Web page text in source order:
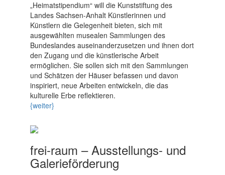
„Heimatstipendium“ will die Kunststiftung des
Landes Sachsen-Anhalt Künstlerinnen und
Künstlern die Gelegenheit bieten, sich mit
ausgewählten musealen Sammlungen des
Bundeslandes auseinanderzusetzen und ihnen dort
den Zugang und die künstlerische Arbeit
ermöglichen. Sie sollen sich mit den Sammlungen
und Schätzen der Häuser befassen und davon
inspiriert, neue Arbeiten entwickeln, die das
kulturelle Erbe reflektieren.
{weiter}
frei-raum – Ausstellungs- und
Galerieförderung